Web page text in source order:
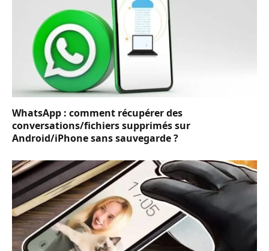
WhatsApp : comment récupérer des
conversations/fichiers supprimés sur
Android/iPhone sans sauvegarde ?